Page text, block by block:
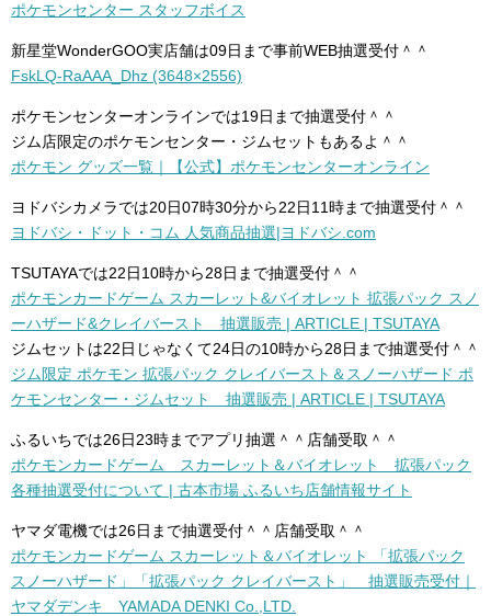
ポケモンセンター スタッフボイス
新星堂WonderGOO実店舗は09日まで事前WEB抽選受付＾＾
FskLQ-RaAAA_Dhz (3648×2556)
ポケモンセンターオンラインでは19日まで抽選受付＾＾
ジム店限定のポケモンセンター・ジムセットもあるよ＾＾
ポケモン グッズ一覧｜【公式】ポケモンセンターオンライン
ヨドバシカメラでは20日07時30分から22日11時まで抽選受付＾＾
ヨドバシ・ドット・コム 人気商品抽選|ヨドバシ.com
TSUTAYAでは22日10時から28日まで抽選受付＾＾
ポケモンカードゲーム スカーレット&バイオレット 拡張パック スノ
ーハザード&クレイバースト 抽選販売 | ARTICLE | TSUTAYA
ジムセットは22日じゃなくて24日の10時から28日まで抽選受付＾＾
ジム限定 ポケモン 拡張パック クレイバースト＆スノーハザード ポ
ケモンセンター・ジムセット 抽選販売 | ARTICLE | TSUTAYA
ふるいちでは26日23時までアプリ抽選＾＾店舗受取＾＾
ポケモンカードゲーム スカーレット＆バイオレット 拡張パック
各種抽選受付について | 古本市場 ふるいち店舗情報サイト
ヤマダ電機では26日まで抽選受付＾＾店舗受取＾＾
ポケモンカードゲーム スカーレット＆バイオレット 「拡張パック
スノーハザード」「拡張パック クレイバースト」 抽選販売受付｜
ヤマダデンキ YAMADA DENKI Co.,LTD.